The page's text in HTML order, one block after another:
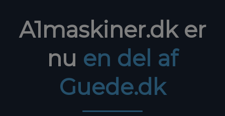
A1maskiner.dk er
nu en del af
Guede.dk